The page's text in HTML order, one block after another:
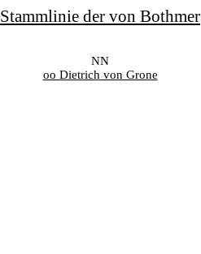
Stammlinie der von Bothmer
NN
oo Dietrich von Grone